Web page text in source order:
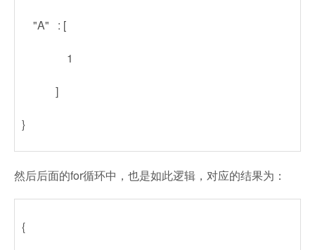
"A" : [
1
]
}
然后后面的for循环中，也是如此逻辑，对应的结果为：
{